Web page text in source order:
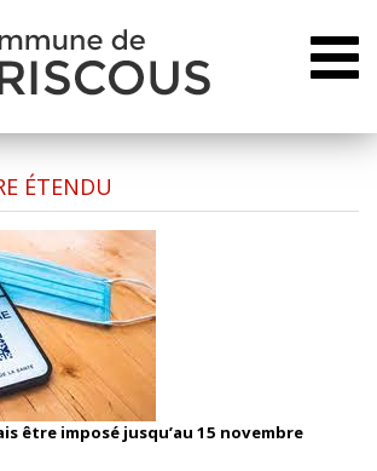
ÉTENDU
être imposé jusqu’au 15 novembre